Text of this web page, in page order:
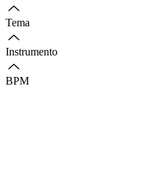
Tema
Instrumento
BPM